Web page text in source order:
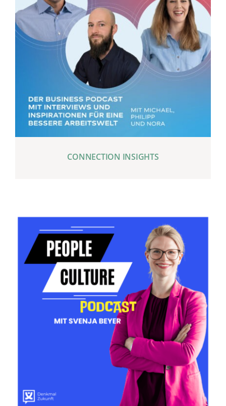
CONNECTION INSIGHTS